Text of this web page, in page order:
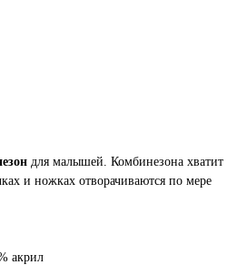
для малышей. Комбинезона хватит
и ножках отворачиваются по мере
акрил